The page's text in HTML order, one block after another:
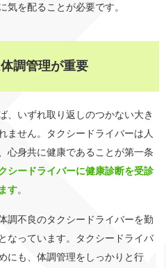
気を配ることが必要です。
調管理が重要
、いずれ取り返しのつかない大き
ません。タクシードライバーは人
心身共に健康であることが第一条
シードライバーに健康診断を受診
す。
調不良のタクシードライバーを勤
なっています。タクシードライバ
にも、体調管理をしっかりと行